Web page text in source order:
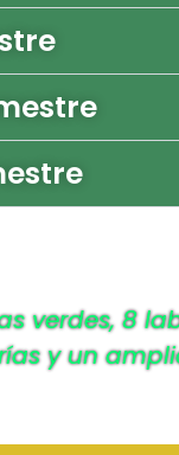
verdes, 8
y un